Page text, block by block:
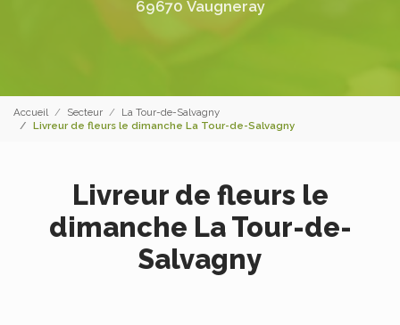
69670 Vaugneray
Accueil Secteur
La Tour-de-Salvagny
Livreur de fleurs le dimanche La Tour-de-Salvagny
Livreur de fleurs le
dimanche La Tour-de-
Salvagny